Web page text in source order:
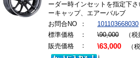
ーダー時インセットを指定下
ーキャップ、エアーバルブ
お問合NO
：
101103668030
標準価格
： \90,000 （税
販売価格
： \63,000 （税